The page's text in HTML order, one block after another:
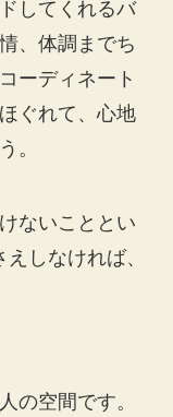
してくれるバ
、体調までち
ーディネート
ぐれて、心地
。
ないこととい
しなければ、
の空間です。